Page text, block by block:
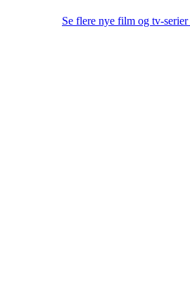
Se flere nye film og tv-